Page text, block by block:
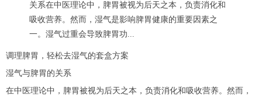
关系在中医理论中，脾胃被视为后天之本，负责消化和
吸收营养。然而，湿气是影响脾胃健康的重要因素之
一。湿气过重会导致脾胃功...
调理脾胃，轻松去湿气的套盒方案
湿气与脾胃的关系
在中医理论中，脾胃被视为后天之本，负责消化和吸收营养。然而，